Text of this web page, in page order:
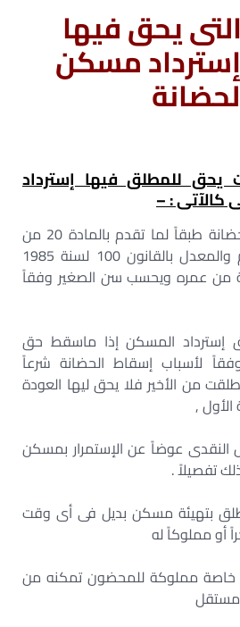
يحق فيها
مسكن
للمطلق فيها إسترداد
: –
بلوغ الصغير سن الحضانة طبقاً لما تقدم بالمادة 20 من
قانون 25 لسنة 1929م والمعدل بالقانون 100 لسنة 1985
من عمره ويحسب سن الصغير وفقاً
المسكن إذا ماسقط حق
لأسباب إسقاط الحضانة شرعاً
من الأخير فلا يحق ليها العودة
,
النقدى عوضاً عن الإستمرار بمسكن
تفصيلاً .
بتهيئة مسكن بديل فى أى وقت
أو مملوكاً له
خاصة مملوكة للمحضون تمكنه من
مستقل